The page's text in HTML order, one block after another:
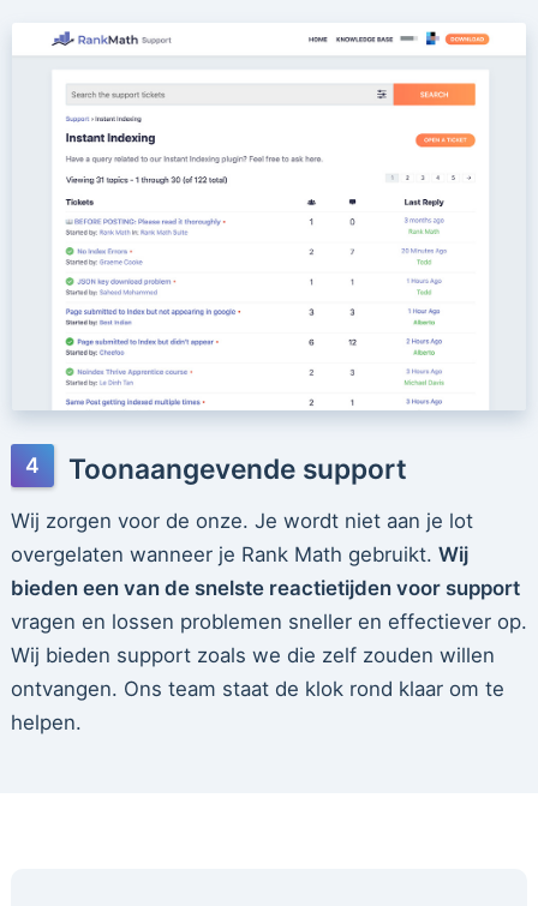
Toonaangevende support
Wij zorgen voor de onze. Je wordt niet aan je lot
overgelaten wanneer je Rank Math gebruikt. Wij
bieden een van de snelste reactietijden voor support
vragen en lossen problemen sneller en effectiever op.
Wij bieden support zoals we die zelf zouden willen
ontvangen. Ons team staat de klok rond klaar om te
helpen.